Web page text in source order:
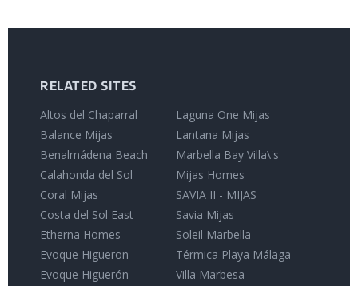
RELATED SITES
Altos del Chaparral
Balance Mijas
Benalmádena Beach
Calahonda del Sol
Coral Mijas
Costa del Sol East
Etherna Homes
Evoque Higueron
Evoque Higuerón
Laguna One Mijas
Lantana Mijas
Marbella Bay Villa\'s
Mijas Homes
SAVIA II - MIJAS
Savia Mijas
Soleil Marbella
Térmica Playa Málaga
Villa Marbesa